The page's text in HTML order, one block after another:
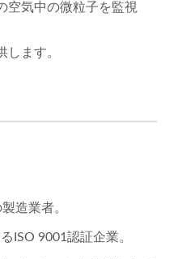
空気中の微粒子を監視
します。
造業者。
ISO 9001認証企業。